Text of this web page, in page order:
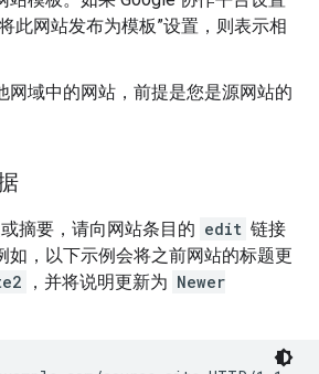
此网站发布为模板”设置，则表示相
网域中的网站，前提是您是源网站的
摘要，请向网站条目的 edit 链接
如，以下示例会将之前网站的标题更
，并将说明更新为 Newer